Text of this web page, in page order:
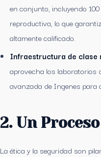
en conjunto, incluyendo
reproductiva, lo que
altamente calificado.
Infraestructura de clase
aprovecha los laboratorios
avanzada de Ingenes para
2. Un
La ética y la seguridad son